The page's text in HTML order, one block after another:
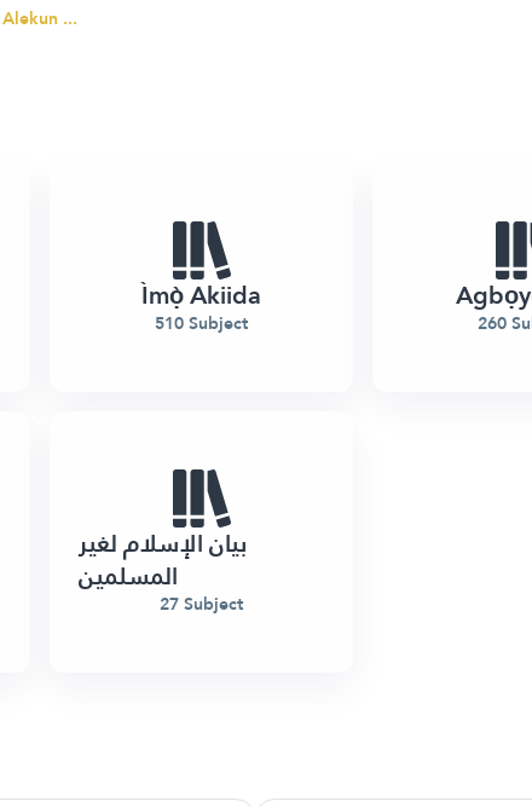
Alekun ...
Ìmọ̀ Akiida
510 Subject 260
بيان الإسلام لغير
المسلمين
27 Subject